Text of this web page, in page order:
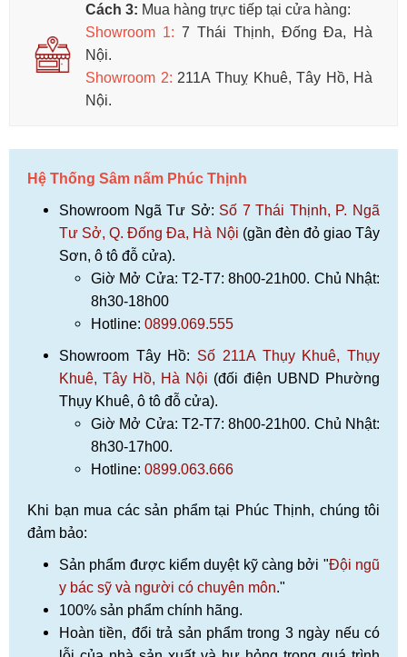
Cách 3: Mua hàng trực tiếp tại cửa hàng:
Showroom 1:7 Thái Thịnh, Đống Đa, Hà
Nội.
Showroom 2: 211A Thuỵ Khuê, Tây Hồ, Hà
Nội.
Hệ Thống Sâm nấm Phúc Thịnh
Showroom Ngã Tư Sở: Số 7 Thái Thịnh, P. Ngã
Tư Sở, Q. Đống Đa, Hà Nội (gần đèn đỏ giao Tây
Sơn, ô tô đỗ cửa).
Giờ Mở Cửa: T2-T7: 8h00-21h00. Chủ Nhật:
8h30-18h00
Hotline: 0899.069.555
Showroom Tây Hồ: Số 211A Thụy Khuê, Thụy
Khuê, Tây Hồ, Hà Nội (đối điện UBND Phường
Thụy Khuê, ô tô đỗ cửa).
Giờ Mở Cửa: T2-T7: 8h00-21h00. Chủ Nhật:
8h30-17h00.
Hotline: 0899.063.666
Khi bạn mua các sản phẩm tại Phúc Thịnh, chúng tôi
đảm bảo:
Sản phẩm được kiểm duyệt kỹ càng bởi "Đội ngũ
y bác sỹ và người có chuyên môn."
100% sản phẩm chính hãng.
Hoàn tiền, đổi trả sản phẩm trong 3 ngày nếu có